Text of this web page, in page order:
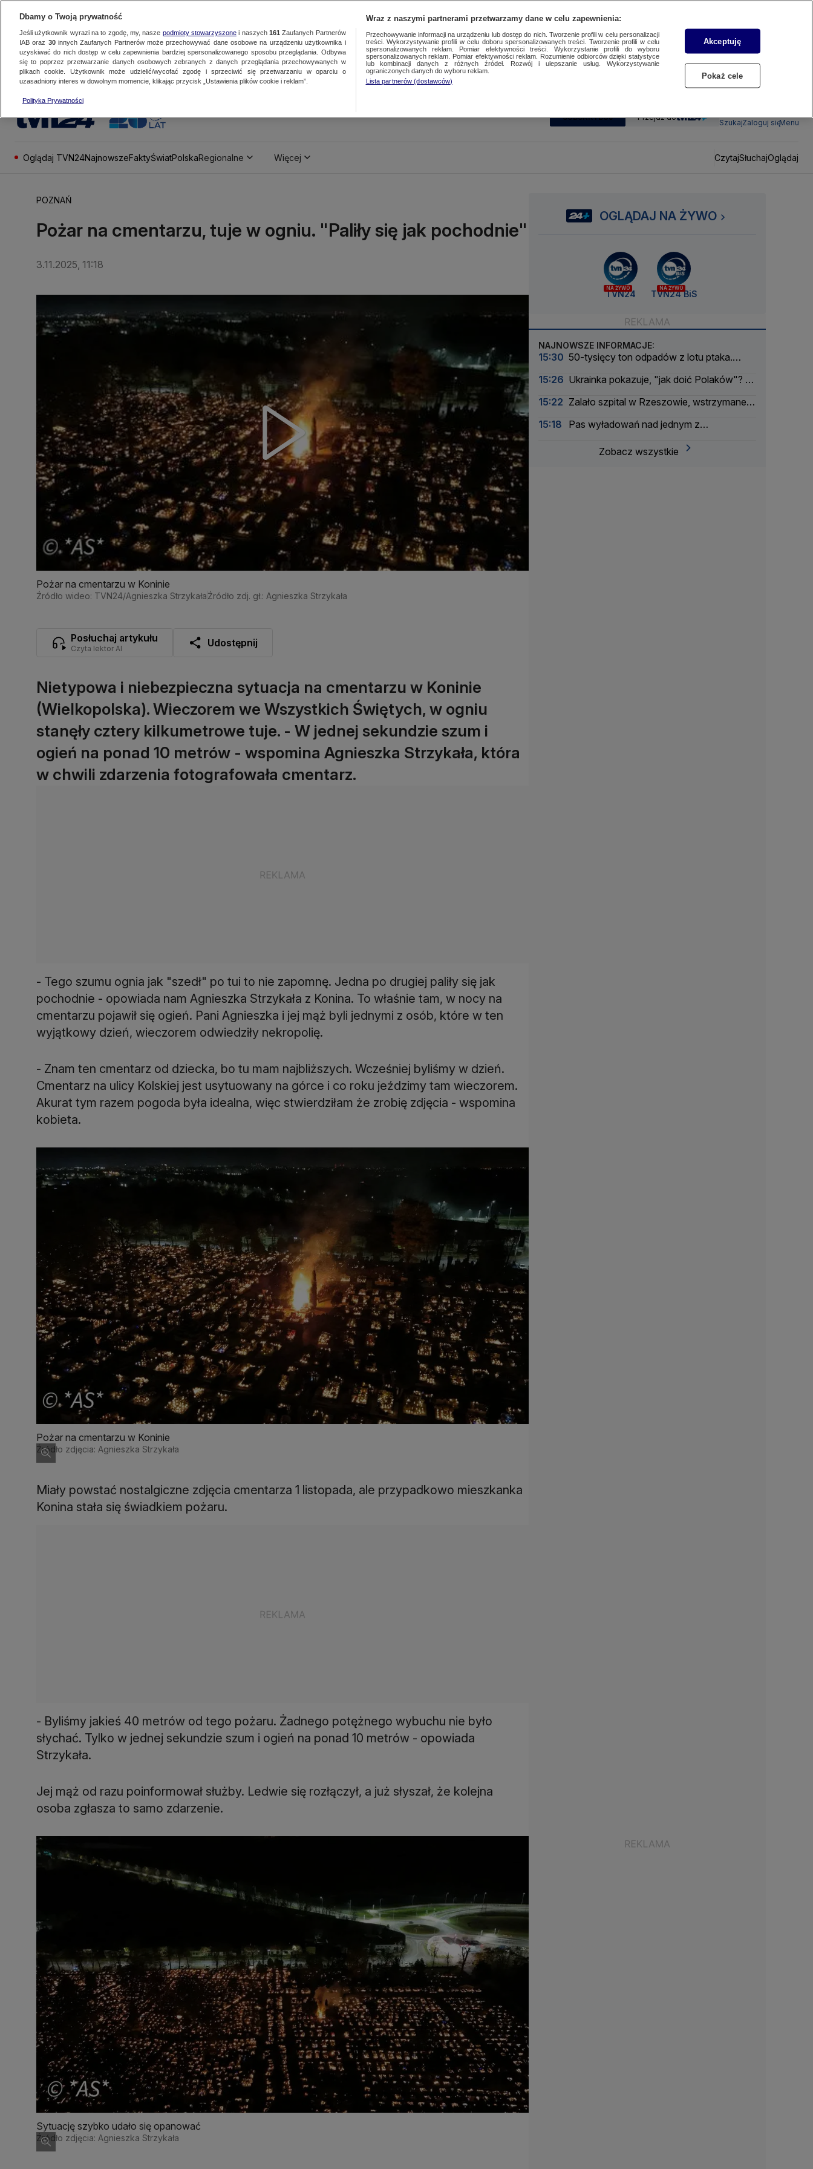
SUBSKRYBUJ Przejdź do
SzukajZaloguj sięMenu
Oglądaj TVN24NajnowszeFaktyŚwiatPolskaRegionalne Więcej CzytajSłuchajOglądaj
POZNAŃ
Pożar na cmentarzu, tuje w ogniu. "Paliły się jak pochodnie"
3.11.2025, 11:18
Pożar na cmentarzu w Koninie
Źródło wideo: TVN24/Agnieszka StrzykałaŹródło zdj. gł.: Agnieszka Strzykała
Posłuchaj artykułu
Czyta lektor AI Udostępnij
Nietypowa i niebezpieczna sytuacja na cmentarzu w Koninie
(Wielkopolska). Wieczorem we Wszystkich Świętych, w ogniu
stanęły cztery kilkumetrowe tuje. - W jednej sekundzie szum i
ogień na ponad 10 metrów - wspomina Agnieszka Strzykała, która
w chwili zdarzenia fotografowała cmentarz.
- Tego szumu ognia jak "szedł" po tui to nie zapomnę. Jedna po drugiej paliły się jak
pochodnie - opowiada nam Agnieszka Strzykała z Konina. To właśnie tam, w nocy na
cmentarzu pojawił się ogień. Pani Agnieszka i jej mąż byli jednymi z osób, które w ten
wyjątkowy dzień, wieczorem odwiedziły nekropolię.
- Znam ten cmentarz od dziecka, bo tu mam najbliższych. Wcześniej byliśmy w dzień.
Cmentarz na ulicy Kolskiej jest usytuowany na górce i co roku jeździmy tam wieczorem.
Akurat tym razem pogoda była idealna, więc stwierdziłam że zrobię zdjęcia - wspomina
kobieta.
Pożar na cmentarzu w Koninie
Źródło zdjęcia: Agnieszka Strzykała
Miały powstać nostalgiczne zdjęcia cmentarza 1 listopada, ale przypadkowo mieszkanka
Konina stała się świadkiem pożaru.
- Byliśmy jakieś 40 metrów od tego pożaru. Żadnego potężnego wybuchu nie było
słychać. Tylko w jednej sekundzie szum i ogień na ponad 10 metrów - opowiada
Strzykała.
Jej mąż od razu poinformował służby. Ledwie się rozłączył, a już słyszał, że kolejna
osoba zgłasza to samo zdarzenie.
Sytuację szybko udało się opanować
Źródło zdjęcia: Agnieszka Strzykała
OGLĄDAJ NA ŻYWO
NA ŻYWO
TVN24
NA ŻYWO
TVN24 BiS
NAJNOWSZE INFORMACJE:
15:30 50-tysięcy ton odpadów z lotu ptaka.
15:26 Ukrainka pokazuje, "jak doić Polaków"? O
15:22 Zalało szpital w Rzeszowie, wstrzymane
15:18
Pas wyładowań nad jednym z
Zobacz wszystkie
Dbamy o Twoją prywatność
Jeśli użytkownik wyrazi na to zgodę, my, nasze podmioty stowarzyszonei naszych 161 Zaufanych Partnerów
IAB oraz 30innych Zaufanych Partnerów może przechowywać dane osobowe na urządzeniu użytkownika i
uzyskiwać do nich dostęp w celu zapewnienia bardziej spersonalizowanego sposobu przeglądania. Odbywa
się to poprzez przetwarzanie danych osobowych zebranych z danych przeglądania przechowywanych w
plikach cookie. Użytkownik może udzielić/wycofać zgodę i sprzeciwić się przetwarzaniu w oparciu o
uzasadniony interes w dowolnym momencie, klikając przycisk „Ustawienia plików cookie i reklam”.
Polityka Prywatności
Wraz z naszymi partnerami przetwarzamy dane w celu zapewnienia:
Przechowywanie informacji na urządzeniu lub dostęp do nich. Tworzenie profili w celu personalizacji
treści. Wykorzystywanie profili w celu doboru spersonalizowanych treści. Tworzenie profili w celu
spersonalizowanych reklam. Pomiar efektywności treści. Wykorzystanie profili do wyboru
spersonalizowanych reklam. Pomiar efektywności reklam. Rozumienie odbiorców dzięki statystyce
lub kombinacji danych z różnych źródeł. Rozwój i ulepszanie usług. Wykorzystywanie
ograniczonych danych do wyboru reklam.
Lista partnerów (dostawców)
Akceptuję
Pokaż cele